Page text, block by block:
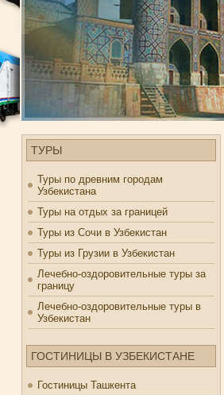
ТУРЫ
Туры по древним городам
Узбекистана
Туры на отдых за границей
Туры из Сочи в Узбекистан
Туры из Грузии в Узбекистан
Лечебно-оздоровительные туры за
границу
Лечебно-оздоровительные туры в
Узбекистан
ГОСТИНИЦЫ В УЗБЕКИСТАНЕ
Гостиницы Ташкента